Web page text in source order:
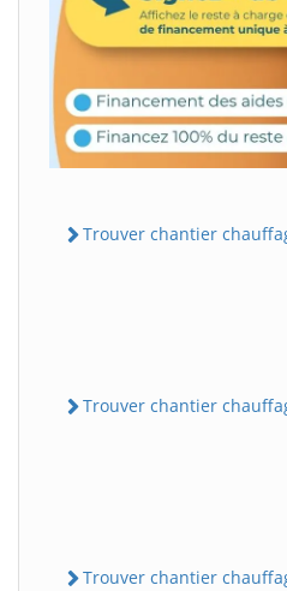
Trouver chantier
Trouver chantier
Trouver chantier